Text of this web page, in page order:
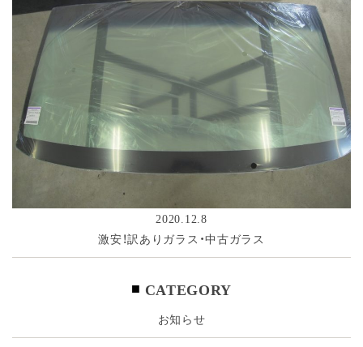
2020.12.8
激安！訳ありガラス・中古ガラス
CATEGORY
お知らせ